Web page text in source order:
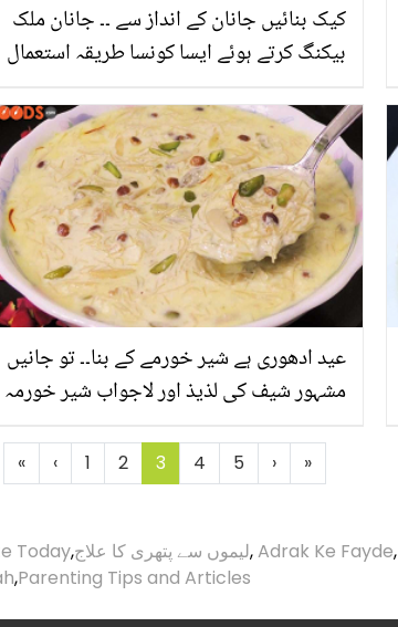
کیک بنائیں جانان کے انداز سے ۔۔ جانان ملک
بیکنگ کرتے ہوئے ایسا کونسا طریقہ استعمال
عید ادھوری ہے شیر خورمے کے بنا۔۔ تو جانیں
مشہور شیف کی لذیذ اور لاجواب شیر خورمہ
« ‹ 1 2 3 4 5 › »
Today,لیموں سے پتھری کا علاج,Adrak Ke Fayde,
,Parenting Tips and Articles